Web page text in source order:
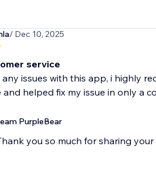
/ Dec 10, 2025
service
issues with this app, i highly
and helped fix my issue in only a
PurpleBear
you so much for sharing your